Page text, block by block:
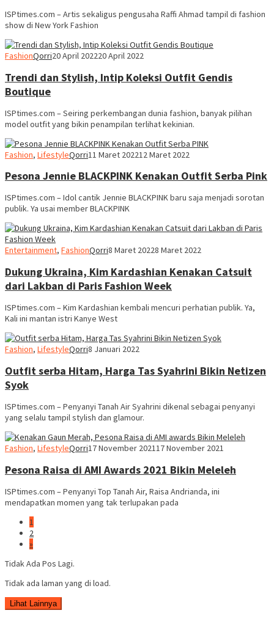
ISPtimes.com – Artis sekaligus pengusaha Raffi Ahmad tampil di fashion
show di New York Fashion
FashionQorri20 April 202220 April 2022
Trendi dan Stylish, Intip Koleksi Outfit Gendis
Boutique
ISPtimes.com – Seiring perkembangan dunia fashion, banyak pilihan
model outfit yang bikin penampilan terlihat kekinian.
Fashion, LifestyleQorri11 Maret 202212 Maret 2022
Pesona Jennie BLACKPINK Kenakan Outfit Serba Pink
ISPtimes.com – Idol cantik Jennie BLACKPINK baru saja menjadi sorotan
publik. Ya usai member BLACKPINK
Entertainment, FashionQorri8 Maret 20228 Maret 2022
Dukung Ukraina, Kim Kardashian Kenakan Catsuit
dari Lakban di Paris Fashion Week
ISPtimes.com – Kim Kardashian kembali mencuri perhatian publik. Ya,
Kali ini mantan istri Kanye West
Fashion, LifestyleQorri8 Januari 2022
Outfit serba Hitam, Harga Tas Syahrini Bikin Netizen
Syok
ISPtimes.com – Penyanyi Tanah Air Syahrini dikenal sebagai penyanyi
yang selalu tampil stylish dan glamour.
Fashion, LifestyleQorri17 November 202117 November 2021
Pesona Raisa di AMI Awards 2021 Bikin Meleleh
ISPtimes.com – Penyanyi Top Tanah Air, Raisa Andrianda, ini
mendapatkan momen yang tak terlupakan pada
1
2
»
Tidak Ada Pos Lagi.
Tidak ada laman yang di load.
Lihat Lainnya